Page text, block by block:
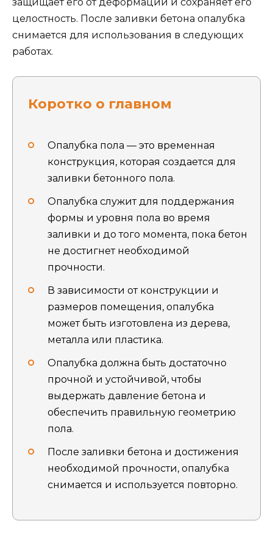
целостность. После заливки бетона опалубка
снимается для использования в следующих
работах.
Коротко о главном
Опалубка пола — это временная
конструкция, которая создается для
заливки бетонного пола.
Опалубка служит для поддержания
формы и уровня пола во время
заливки и до того момента, пока бетон
не достигнет необходимой
прочности.
В зависимости от конструкции и
размеров помещения, опалубка
может быть изготовлена из дерева,
металла или пластика.
Опалубка должна быть достаточно
прочной и устойчивой, чтобы
выдержать давление бетона и
обеспечить правильную геометрию
пола.
После заливки бетона и достижения
необходимой прочности, опалубка
снимается и используется повторно.